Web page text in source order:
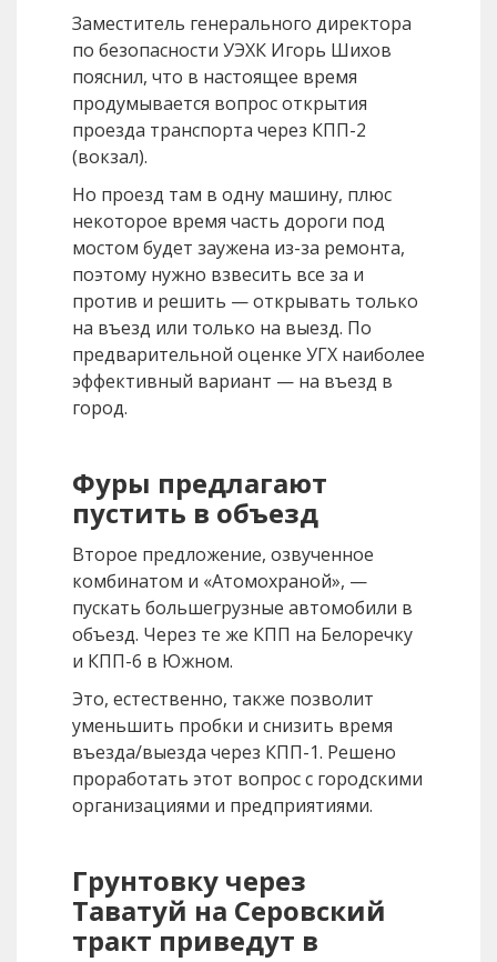
Заместитель генерального директора
по безопасности УЭХК Игорь Шихов
пояснил, что в настоящее время
продумывается вопрос открытия
проезда транспорта через КПП-2
(вокзал).
Но проезд там в одну машину, плюс
некоторое время часть дороги под
мостом будет заужена из-за ремонта,
поэтому нужно взвесить все за и
против и решить — открывать только
на въезд или только на выезд. По
предварительной оценке УГХ наиболее
эффективный вариант — на въезд в
город.
Фуры предлагают
пустить в объезд
Второе предложение, озвученное
комбинатом и «Атомохраной», —
пускать большегрузные автомобили в
объезд. Через те же КПП на Белоречку
и КПП-6 в Южном.
Это, естественно, также позволит
уменьшить пробки и снизить время
въезда/выезда через КПП-1. Решено
проработать этот вопрос с городскими
организациями и предприятиями.
Грунтовку через
Таватуй на Серовский
тракт приведут в